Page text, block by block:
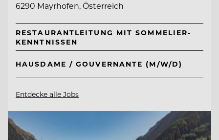
6290 Mayrhofen, Österreich
RESTAURANTLEITUNG MIT SOMMELIER-
KENNTNISSEN
HAUSDAME / GOUVERNANTE (M/W/D)
Entdecke alle Jobs